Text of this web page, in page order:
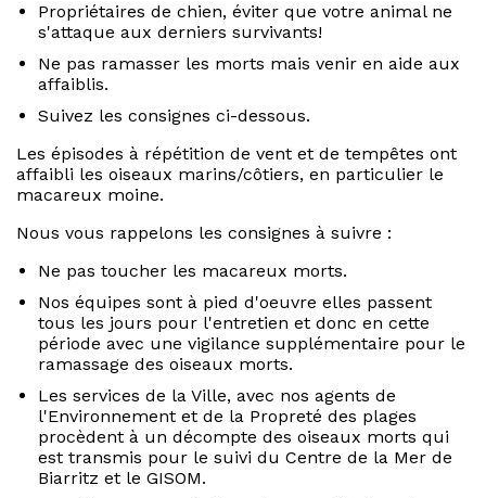
Propriétaires de chien, éviter que votre animal ne
s'attaque aux derniers survivants!
Ne pas ramasser les morts mais venir en aide aux
affaiblis.
Suivez les consignes ci-dessous.
Les épisodes à répétition de vent et de tempêtes ont
affaibli les oiseaux marins/côtiers, en particulier le
macareux moine.
Nous vous rappelons les consignes à suivre :
Ne pas toucher les macareux morts.
Nos équipes sont à pied d'oeuvre elles passent
tous les jours pour l'entretien et donc en cette
période avec une vigilance supplémentaire pour le
ramassage des oiseaux morts.
Les services de la Ville, avec nos agents de
l'Environnement et de la Propreté des plages
procèdent à un décompte des oiseaux morts qui
est transmis pour le suivi du Centre de la Mer de
Biarritz et le GISOM.